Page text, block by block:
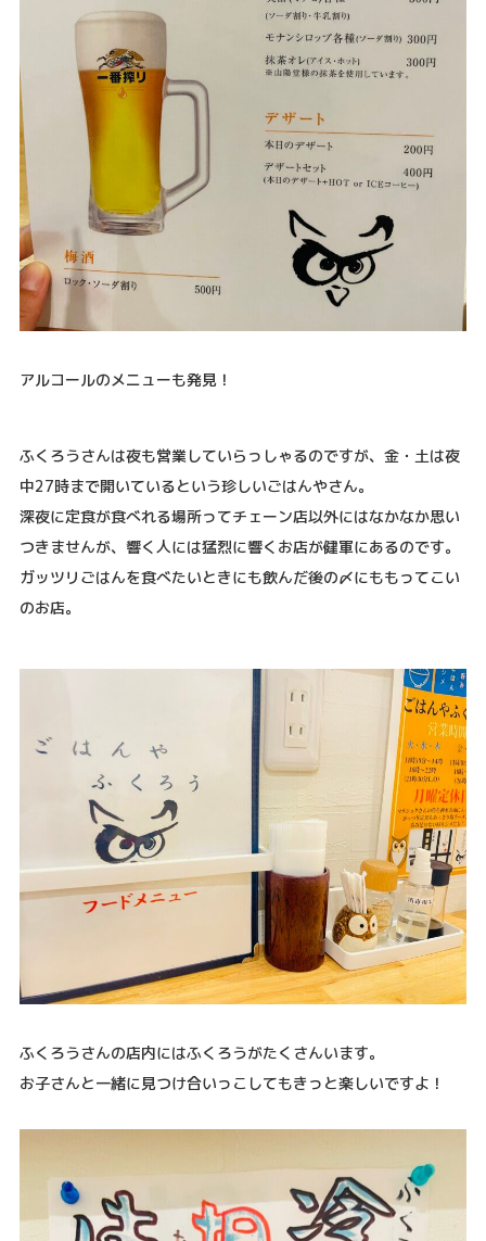
アルコールのメニューも発見！
ふくろうさんは夜も営業していらっしゃるのですが、金・土は夜
中27時まで開いているという珍しいごはんやさん。
深夜に定食が食べれる場所ってチェーン店以外にはなかなか思い
つきませんが、響く人には猛烈に響くお店が健軍にあるのです。
ガッツリごはんを食べたいときにも飲んだ後の〆にももってこい
のお店。
ふくろうさんの店内にはふくろうがたくさんいます。
お子さんと一緒に見つけ合いっこしてもきっと楽しいですよ！